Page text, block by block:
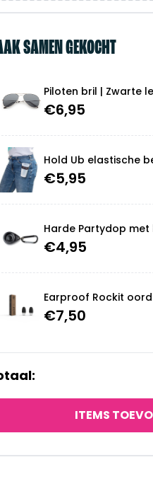
SAMEN GEKOCHT
Piloten bril | Zwarte
€6,95
Hold Ub elastische
€5,95
Harde Partydop
€4,95
Earproof Rockit
€7,50
ITEMS